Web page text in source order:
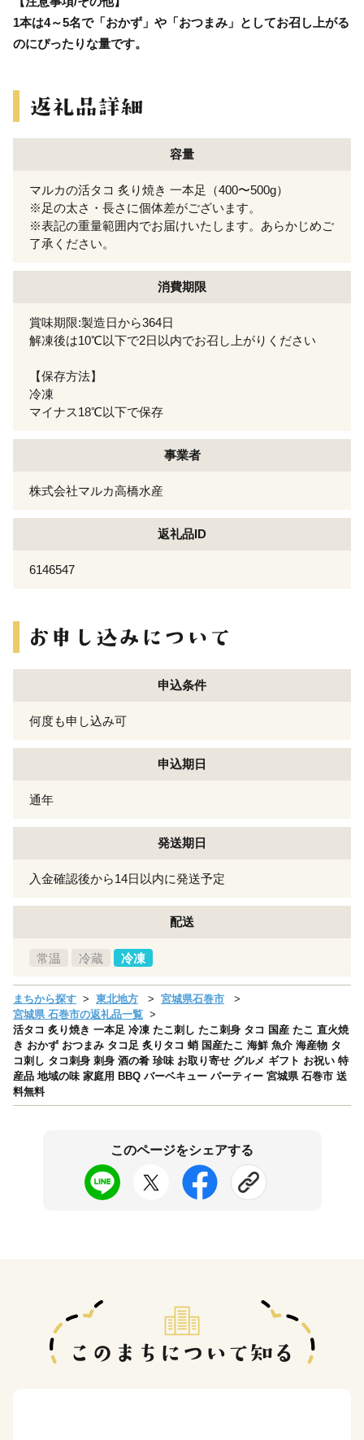
1本は4～5名で「おかず」や「おつまみ」としてお召し上がる
のにぴったりな量です。
容量
マルカの活タコ 炙り焼き 一本足（400〜500g）
※足の太さ・長さに個体差がございます。
※表記の重量範囲内でお届けいたします。あらかじめご
了承ください。
消費期限
賞味期限:製造日から364日
解凍後は10℃以下で2日以内でお召し上がりください
【保存方法】
冷凍
マイナス18℃以下で保存
事業者
株式会社マルカ高橋水産
返礼品ID
6146547
申込条件
何度も申し込み可
申込期日
通年
発送期日
入金確認後から14日以内に発送予定
配送
常温 冷蔵 冷凍
まちから探す 東北地方
宮城県石巻市
宮城県 石巻市の返礼品一覧
活タコ 炙り焼き 一本足 冷凍 たこ刺し たこ刺身 タコ 国産 たこ 直火焼
き おかず おつまみ タコ足 炙りタコ 蛸 国産たこ 海鮮 魚介 海産物 タ
コ刺し タコ刺身 刺身 酒の肴 珍味 お取り寄せ グルメ ギフト お祝い 特
産品 地域の味 家庭用 BBQ バーベキュー パーティー 宮城県 石巻市 送
料無料
このページをシェアする